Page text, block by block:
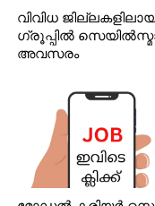
വിവിധ
ഗ്രൂപ്പിൽ
അവസരം